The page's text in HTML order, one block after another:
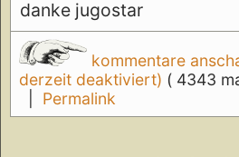
danke jugostar
kommentare
derzeit deaktiviert) ( 4343
Permalink